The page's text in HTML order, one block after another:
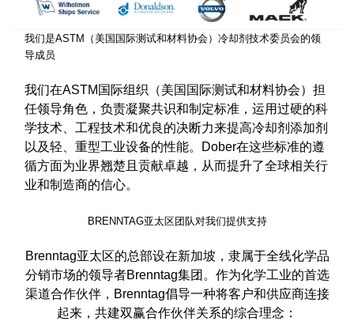
我们是ASTM（美国国际测试和材料协会）冷却剂技术委员会的领
导成员
我们在ASTM国际组织（美国国际测试和材料协会）担
任领导角色，负责凝聚共识和制定标准，运用过硬的科
学技术、工程技术和优良的决断力来提高冷却剂添加剂
以及轻、重型工业设备的性能。Dober在这些标准的遵
循方面为业界翘楚且贡献卓越，从而提升了全球相关行
业和制造商的信心。
BRENNTAG亚太区团队对我们提供支持
Brenntag亚太区的总部设在新加坡，隶属于全线化学品
分销市场的领导者Brenntag集团。作为化学工业的首选
渠道合作伙伴，Brenntag倡导一种将客户和供应商连接
起来，共建双赢合作伙伴关系的综合理念：